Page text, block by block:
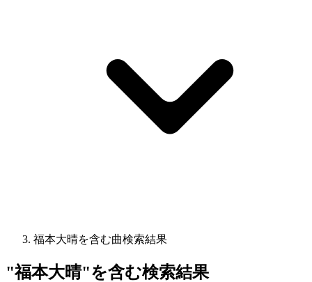
福本大晴を含む曲検索結果
"福本大晴"を含む検索結果